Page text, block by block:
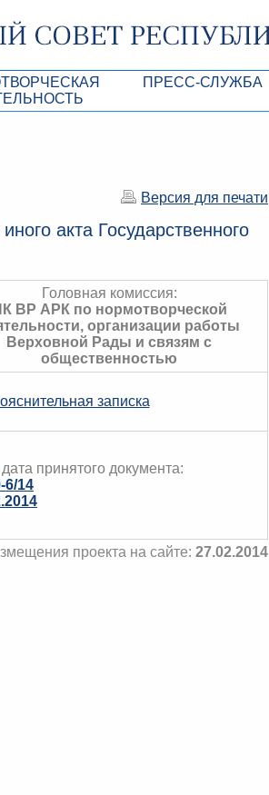
РК
ПРЕСС-СЛУЖБА
Фотогалерея
Версия для печати
акта Государственного
Головная комиссия:
ВР АРК по нормотворческой
организации работы
Верховной Рады и связям с
общественностью
записка
принятого документа:
6/14
проекта на сайте: 27.02.2014